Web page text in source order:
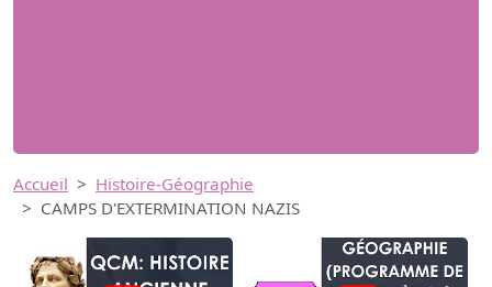
Accueil
Histoire-Géographie
CAMPS D'EXTERMINATION NAZIS